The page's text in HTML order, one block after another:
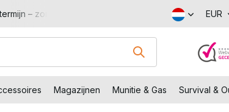
– zonder gedoe, zonder stress. Shop met
EUR
Magazijnen Munitie & Gas Survival &